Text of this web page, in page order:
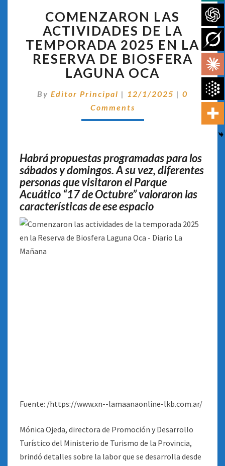
LAS
ACTIVIDADES
DE
LA
TEMPORADA
2025
LA
RESERVA
COMENZARON LAS
ACTIVIDADES DE LA
TEMPORADA 2025 EN LA
RESERVA DE BIOSFERA
LAGUNA OCA
By Editor Principal | 12/1/2025 | 0
Comments
Habrá propuestas programadas para los
sábados y domingos. A su vez, diferentes
personas que visitaron el Parque
Acuático “17 de Octubre” valoraron las
características de ese espacio
Fuente: /https://www.xn--lamaanaonline-lkb.com.ar/
Mónica Ojeda, directora de Promoción y Desarrollo
Turístico del Ministerio de Turismo de la Provincia,
brindó detalles sobre la labor que se desarrolla desde